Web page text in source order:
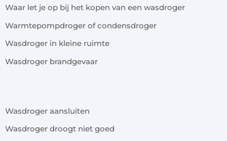
Waar let je op bij het kopen van een wasdroger
Warmtepompdroger of condensdroger
Wasdroger in kleine ruimte
Wasdroger brandgevaar
Wasdroger aansluiten
Wasdroger droogt niet goed